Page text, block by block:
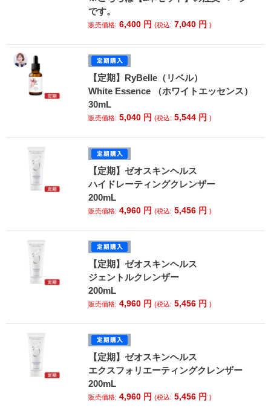
です。
販売価格: 6,400 円(税込: 7,040 円)
【定期】RyBelle（リベル）
White Essence （ホワイトエッセンス）
30mL
販売価格: 5,040 円(税込: 5,544 円)
【定期】ゼオスキンヘルス
ハイドレーティングクレンザー
200mL
販売価格: 4,960 円(税込: 5,456 円)
【定期】ゼオスキンヘルス
ジェントルクレンザー
200mL
販売価格: 4,960 円(税込: 5,456 円)
【定期】ゼオスキンヘルス
エクスフォリエーティングクレンザー
200mL
販売価格: 4,960 円(税込: 5,456 円)